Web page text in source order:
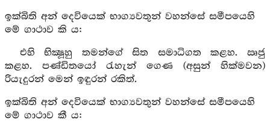
ඉක්බිති අන් දෙවියෙක් භාග්‍යවතුන් වහන්සේ සමීපයෙහි
මේ ගාථාව කි ය:
එහි භික්‍ෂූහු තමන්ගේ සිත සමාධිගත කළහ. ඍජු
කළහ. පණ්ඩිතයෝ රැහැන් ගෙණ (අසුන් හික්මවන)
රියැදුරන් මෙන් ඉඳුරන් රකිත්.
ඉක්බිති අන් දෙවියෙක් භාග්‍යවතුන් වහන්සේ සමීපයෙහි
මේ ගාථාව කී ය: